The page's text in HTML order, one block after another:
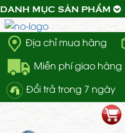
Địa chỉ mua hàng
Miễn phí giao hàng
Đổi trả trong 7 ngày
DANH MỤC SẢN PHẨM